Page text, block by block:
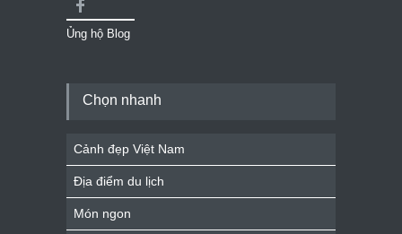
Ủng hộ Blog
Chọn nhanh
Cảnh đẹp Việt Nam
Địa điểm du lịch
Món ngon